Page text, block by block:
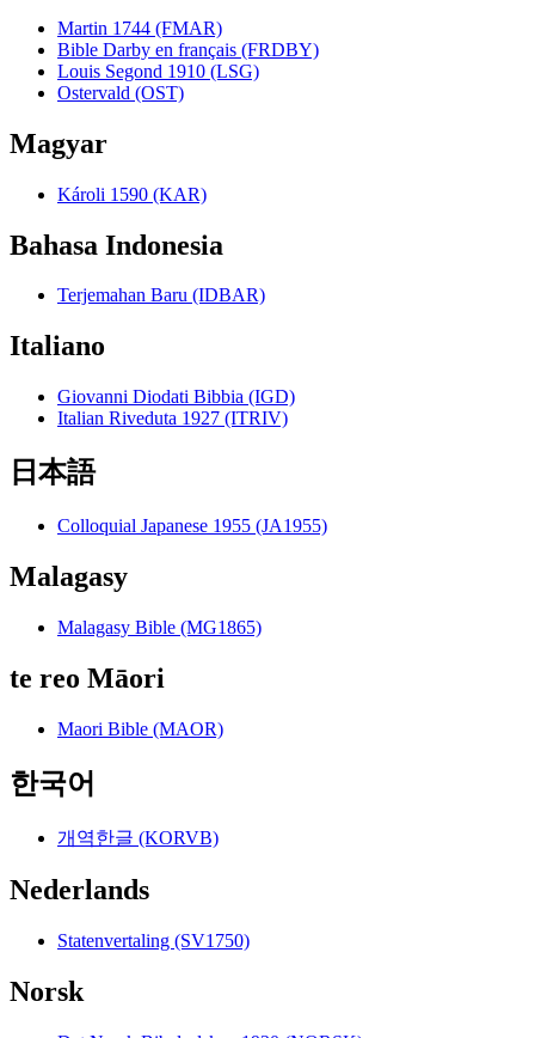
Martin 1744 (FMAR)
Bible Darby en français (FRDBY)
Louis Segond 1910 (LSG)
Ostervald (OST)
Magyar
Károli 1590 (KAR)
Bahasa Indonesia
Terjemahan Baru (IDBAR)
Italiano
Giovanni Diodati Bibbia (IGD)
Italian Riveduta 1927 (ITRIV)
日本語
Colloquial Japanese 1955 (JA1955)
Malagasy
Malagasy Bible (MG1865)
te reo Māori
Maori Bible (MAOR)
한국어
개역한글 (KORVB)
Nederlands
Statenvertaling (SV1750)
Norsk